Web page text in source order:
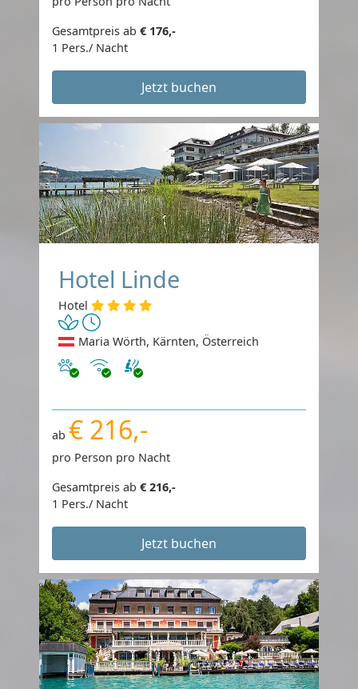
Gesamtpreis ab € 176,-
1 Pers./ Nacht
Jetzt buchen
Hotel Linde
Hotel
Maria Wörth, Kärnten, Österreich
Haustiere erlaubt
Internet
ab € 216,-
pro Person pro Nacht
Gesamtpreis ab € 216,-
1 Pers./ Nacht
Jetzt buchen